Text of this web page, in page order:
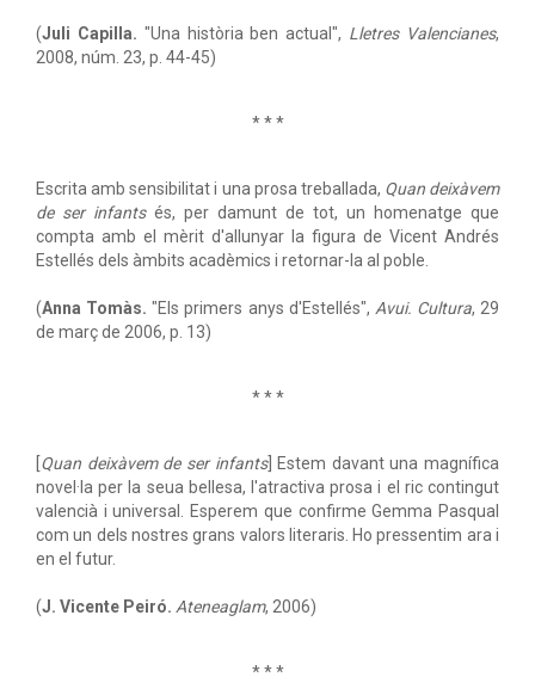
(Juli Capilla. "Una història ben actual", Lletres Valencianes,
2008, núm. 23, p. 44-45)
* * *
Escrita amb sensibilitat i una prosa treballada, Quan deixàvem
de ser infantsés, per damunt de tot, un homenatge que
compta amb el mèrit d'allunyar la figura de Vicent Andrés
Estellés dels àmbits acadèmics i retornar-la al poble.
(Anna Tomàs. "Els primers anys d'Estellés", Avui. Cultura, 29
de març de 2006, p. 13)
* * *
Quan deixàvem de ser infants] Estem davant una magnífica
novel·la per la seua bellesa, l'atractiva prosa i el ric contingut
valencià i universal. Esperem que confirme Gemma Pasqual
com un dels nostres grans valors literaris. Ho pressentim ara i
en el futur.
(J. Vicente Peiró. Ateneaglam, 2006)
* * *